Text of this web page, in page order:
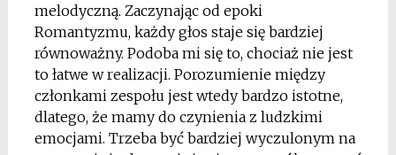
melodyczną. Zaczynając od epoki
Romantyzmu, każdy głos staje się bardziej
równoważny. Podoba mi się to, chociaż nie jest
to łatwe w realizacji. Porozumienie między
członkami zespołu jest wtedy bardzo istotne,
dlatego, że mamy do czynienia z ludzkimi
emocjami. Trzeba być bardziej wyczulonym na